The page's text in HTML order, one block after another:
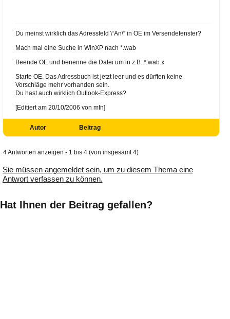
Du meinst wirklich das Adressfeld \“An\“ in OE im Versendefenster?
Mach mal eine Suche in WinXP nach *.wab
Beende OE und benenne die Datei um in z.B. *.wab.x
Starte OE. Das Adressbuch ist jetzt leer und es dürften keine
Vorschläge mehr vorhanden sein.
Du hast auch wirklich Outlook-Express?
[Editiert am 20/10/2006 von mfn]
Autor Beitrag
4 Antworten anzeigen - 1 bis 4 (von insgesamt 4)
Sie müssen angemeldet sein, um zu diesem Thema eine
Antwort verfassen zu können.
Hat Ihnen der Beitrag gefallen?